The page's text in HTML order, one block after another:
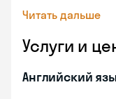
Читать дальше
Услуги и
Английский